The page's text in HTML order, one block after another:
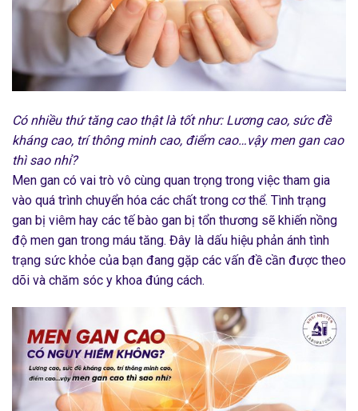
Có nhiều thứ tăng cao thật là tốt như: Lương cao, sức đề
kháng cao, trí thông minh cao, điểm cao…vậy men gan cao
thì sao nhỉ?
Men gan có vai trò vô cùng quan trọng trong việc tham gia
vào quá trình chuyển hóa các chất trong cơ thể. Tình trạng
gan bị viêm hay các tế bào gan bị tổn thương sẽ khiến nồng
độ men gan trong máu tăng. Đây là dấu hiệu phản ánh tình
trạng sức khỏe của bạn đang gặp các vấn đề cần được theo
dõi và chăm sóc y khoa đúng cách.